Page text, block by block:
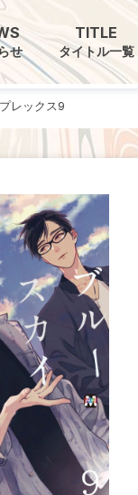
想
投稿
レゼント品
せ
TITLE
タイトル一覧
レックス9